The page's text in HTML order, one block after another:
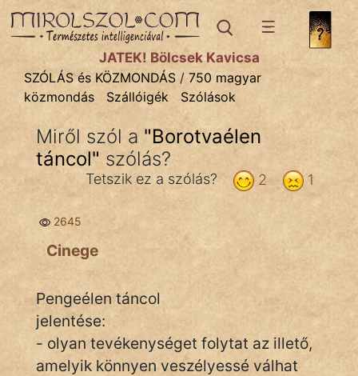
SZÓLÁS ÉS KÖZMONDÁStémák:
Bibliai
Kifejezések
Közmondások
Rímelő
Szóláscsoportok
Szólások
Tréfás
JÁTÉK! Bölcsek Kavicsa
SZÓLÁS és KÖZMONDÁS / 750 magyar
közmondás
Szállóigék Szólások
Miről szól a "Borotvaélen
táncol" szólás?
1
2
Tetszik ez a szólás?
2645
Cinege
Pengeélen táncol
jelentése:
- olyan tevékenységet folytat az illető,
amelyik könnyen veszélyessé válhat